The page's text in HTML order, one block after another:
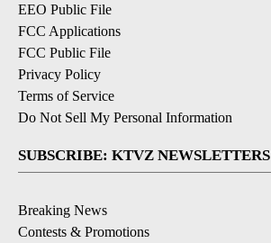
EEO Public File
FCC Applications
FCC Public File
Privacy Policy
Terms of Service
Do Not Sell My Personal Information
SUBSCRIBE: KTVZ NEWSLETTERS
Breaking News
Contests & Promotions